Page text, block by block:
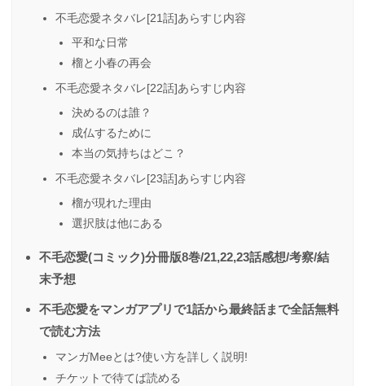
不毛恋愛ネタバレ[21話]あらすじ内容
平和な日常
榴と小春の再会
不毛恋愛ネタバレ[22話]あらすじ内容
決めるのは誰？
成仏するために
本当の気持ちはどこ？
不毛恋愛ネタバレ[23話]あらすじ内容
榴が現れた理由
選択肢は他にある
不毛恋愛(コミック)分冊版8巻/21,22,23話感想/考察/結
末予想
不毛恋愛をマンガアプリで1話から最終話まで全話無料
で読む方法
マンガMeeとは?使い方を詳しく説明!
チケットで待てば読める